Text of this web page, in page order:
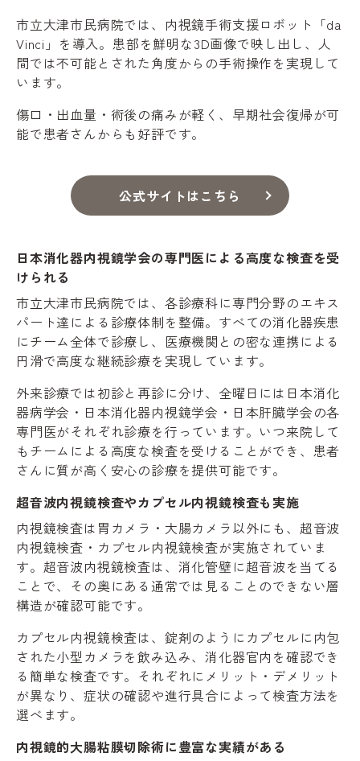
市立大津市民病院では、内視鏡手術支援ロボット「da
Vinci」を導入。患部を鮮明な3D画像で映し出し、人
間では不可能とされた角度からの手術操作を実現して
います。
傷口・出血量・術後の痛みが軽く、早期社会復帰が可
能で患者さんからも好評です。
公式サイトはこちら
日本消化器内視鏡学会の専門医による高度な検査を受
けられる
市立大津市民病院では、各診療科に専門分野のエキス
パート達による診療体制を整備。すべての消化器疾患
にチーム全体で診療し、医療機関との密な連携による
円滑で高度な継続診療を実現しています。
外来診療では初診と再診に分け、全曜日には日本消化
器病学会・日本消化器内視鏡学会・日本肝臓学会の各
専門医がそれぞれ診療を行っています。いつ来院して
もチームによる高度な検査を受けることができ、患者
さんに質が高く安心の診療を提供可能です。
超音波内視鏡検査やカプセル内視鏡検査も実施
内視鏡検査は胃カメラ・大腸カメラ以外にも、超音波
内視鏡検査・カプセル内視鏡検査が実施されていま
す。超音波内視鏡検査は、消化管壁に超音波を当てる
ことで、その奥にある通常では見ることのできない層
構造が確認可能です。
カプセル内視鏡検査は、錠剤のようにカプセルに内包
された小型カメラを飲み込み、消化器官内を確認でき
る簡単な検査です。それぞれにメリット・デメリット
が異なり、症状の確認や進行具合によって検査方法を
選べます。
内視鏡的大腸粘膜切除術に豊富な実績がある